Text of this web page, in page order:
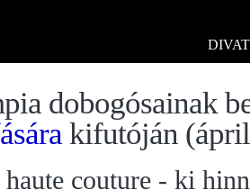
DIVAT
dobogósainak
kifutóján
couture - ki